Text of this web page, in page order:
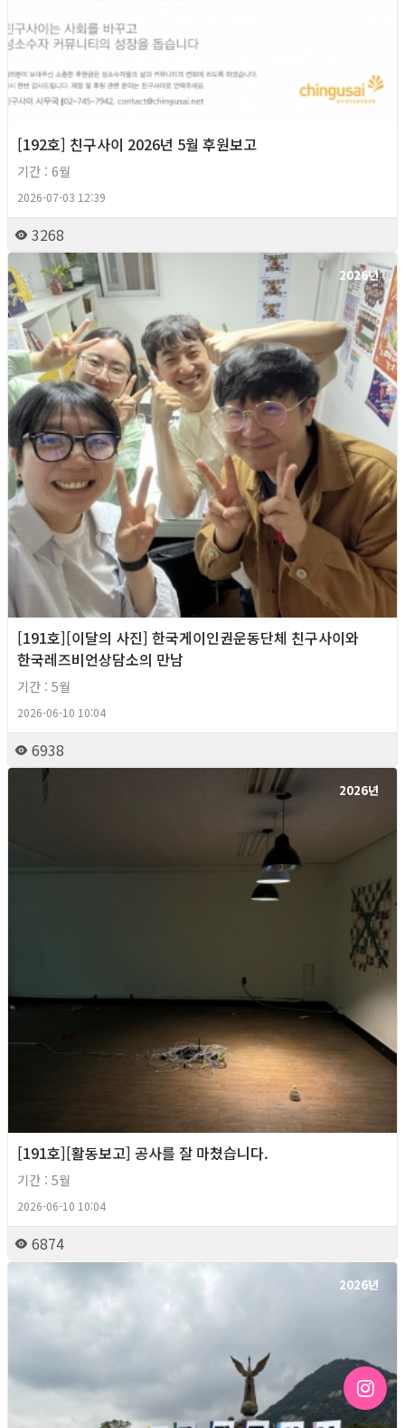
[192호] 친구사이 2026년 5월 후원보고
기간 : 6월
2026-07-03 12:39
3268
2026년
[191호][이달의 사진] 한국게이인권운동단체 친구사이와
한국레즈비언상담소의 만남
기간 : 5월
2026-06-10 10:04
6938
2026년
[191호][활동보고] 공사를 잘 마쳤습니다.
기간 : 5월
2026-06-10 10:04
6874
2026년